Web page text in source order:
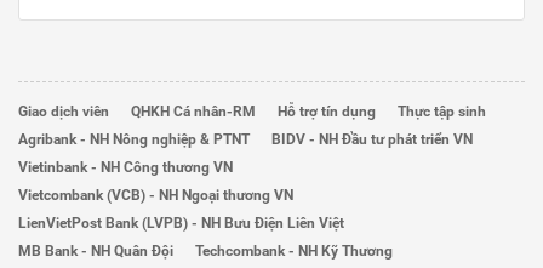
Giao dịch viên QHKH Cá nhân-RM Hỗ trợ tín dụng
Thực tập sinh
Agribank - NH Nông nghiệp & PTNT
BIDV - NH Đầu tư phát triển VN
Vietinbank - NH Công thương VN
Vietcombank (VCB) - NH Ngoại thương VN
LienVietPost Bank (LVPB) - NH Bưu Điện Liên Việt
MB Bank - NH Quân Đội
Techcombank - NH Kỹ Thương